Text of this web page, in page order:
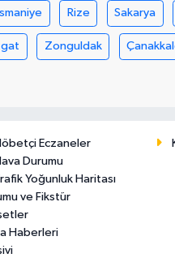
Rize Sakarya
Zonguldak
Eczaneler
Durumu
Yoğunluk Haritası
ve Fikstür
Haberleri